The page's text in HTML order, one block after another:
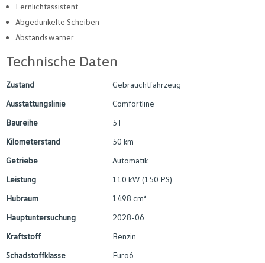
Fernlichtassistent
Abgedunkelte Scheiben
Abstandswarner
Technische Daten
Zustand
Gebrauchtfahrzeug
Ausstattungslinie
Comfortline
Baureihe
5T
Kilometerstand
50 km
Getriebe
Automatik
Leistung
110 kW (150 PS)
Hubraum
1498 cm³
Hauptuntersuchung
2028-06
Kraftstoff
Benzin
Schadstoffklasse
Euro6